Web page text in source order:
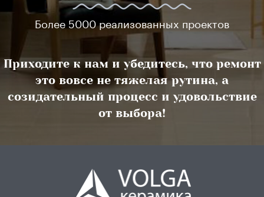
Более 5000 реализованных проектов
Приходите к нам и убедитесь, что ремонт
это вовсе не тяжелая рутина, а
созидательный процесс и удовольствие
от выбора!